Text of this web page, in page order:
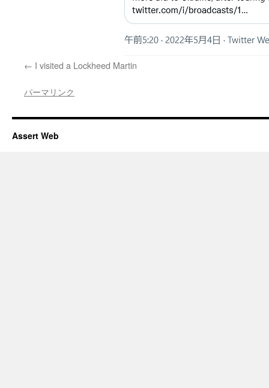
I visited a Lockheed Martin
パーマリンク
Assert Web